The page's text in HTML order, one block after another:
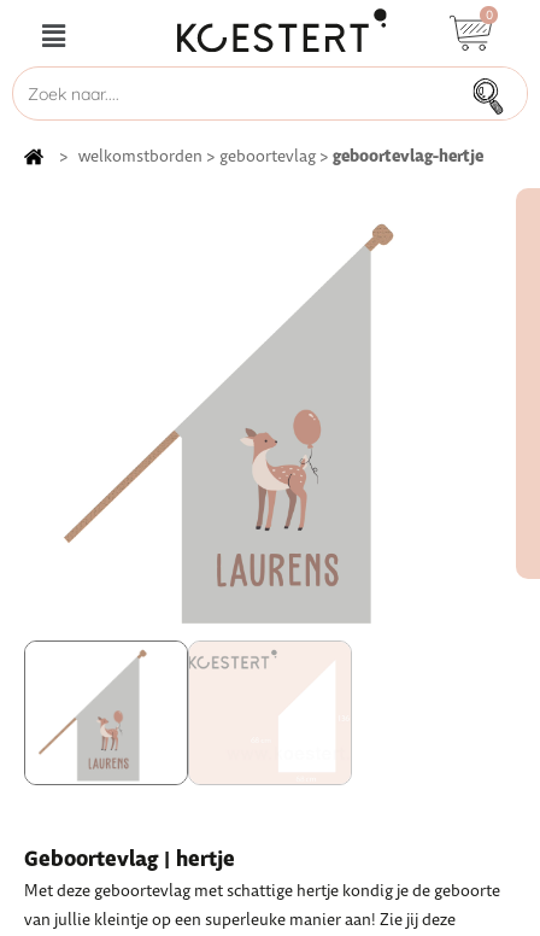
0
> welkomstborden > geboortevlag > geboortevlag-hertje
Geboortevlag | hertje
Met deze geboortevlag met schattige hertje kondig je de geboorte
van jullie kleintje op een superleuke manier aan! Zie jij deze